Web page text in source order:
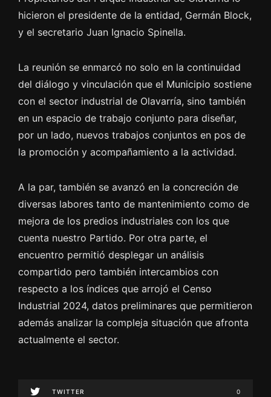
hicieron el presidente de la entidad, Germán Block,
y el secretario Juan Ignacio Spinella.
La reunión se enmarcó no solo en la continuidad
del diálogo y vinculación que el Municipio sostiene
con el sector industrial de Olavarría, sino también
en un espacio de trabajo conjunto para diseñar,
por un lado, nuevos trabajos conjuntos en pos de
la promoción y acompañamiento a la actividad.
A la par, también se avanzó en la concreción de
diversas labores tanto de mantenimiento como de
mejora de los predios industriales con los que
cuenta nuestro Partido. Por otra parte, el
encuentro permitió desplegar un análisis
compartido pero también intercambios con
respecto a los índices que arrojó el Censo
Industrial 2024, datos preliminares que permitieron
además analizar la compleja situación que afronta
actualmente el sector.
TWITTER 0